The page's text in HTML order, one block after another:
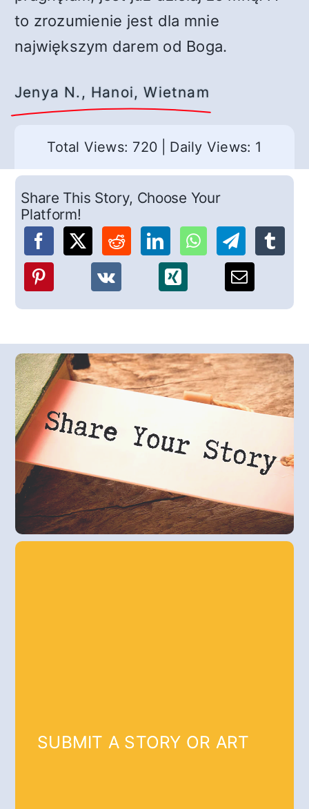
to zrozumienie jest dla mnie
największym darem od Boga.
Jenya N., Hanoi, Wietnam
Total Views: 720 Daily Views: 1
Share This Story, Choose Your
Platform!
SUBMIT A STORY OR ART